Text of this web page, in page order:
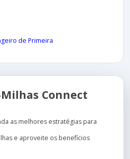
de Primeira
Connect
as melhores estratégias para
e aproveite os benefícios